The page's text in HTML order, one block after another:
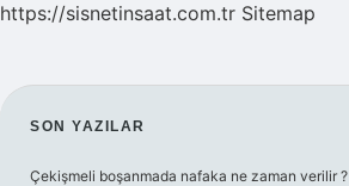
https://sisnetinsaat.com.tr Sitemap
SIDEBAR
SON YAZILAR
Çekişmeli boşanmada nafaka ne zaman verilir ?